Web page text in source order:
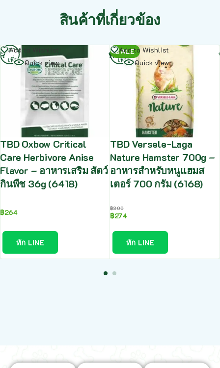
สินค้าที่เกี่ยวข้อง
Add to Wishlist
Quick view
TBD Oxbow Critical
Care Herbivore Anise
Flavor – อาหารเสริม สัตว์
กินพืช 36g (6418)
฿264
ทัก LINE
อ่าน
เพิ่ม
SALE
Add to Wishlist
Quick view
TBD Versele-Laga
Nature Hamster 700g –
อาหารสำหรับหนูแฮมส
เตอร์ 700 กรัม (6168)
฿300
฿274
ทัก LINE
อ่าน
เพิ่ม